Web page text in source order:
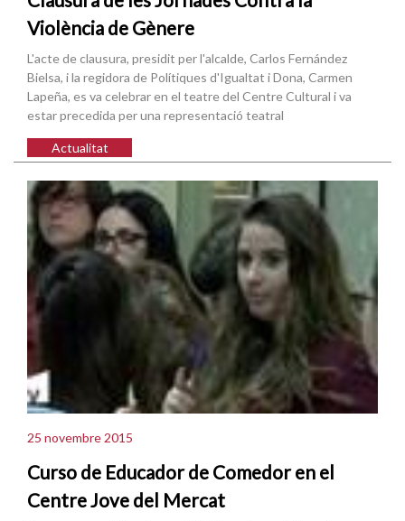
Violència de Gènere
L'acte de clausura, presidit per l'alcalde, Carlos Fernández
Bielsa, i la regidora de Polítiques d'Igualtat i Dona, Carmen
Lapeña, es va celebrar en el teatre del Centre Cultural i va
estar precedida per una representació teatral
Actualitat
25 novembre 2015
Curso de Educador de Comedor en el
Centre Jove del Mercat